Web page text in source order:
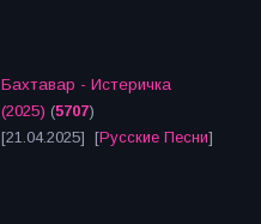
Бахтавар - Истеричка
(2025) (5707)
[21.04.2025] [Русские Песни]